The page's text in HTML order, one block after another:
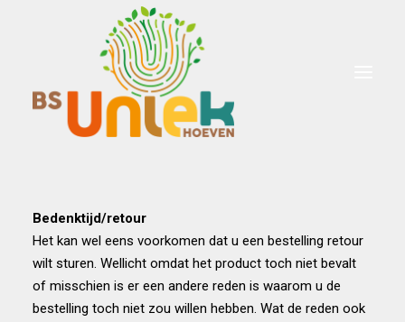
Onderwijs
Winkel
Search
Bedenktijd/retour
Het kan wel eens voorkomen dat u een bestelling retour
wilt sturen. Wellicht omdat het product toch niet bevalt
of misschien is er een andere reden is waarom u de
bestelling toch niet zou willen hebben. Wat de reden ook